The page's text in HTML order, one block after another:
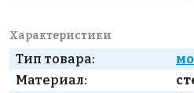
Характеристики
Тип товара:
Материал: